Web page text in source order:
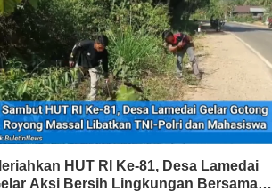
HUT RI Ke-81, Desa Lamedai
Aksi Bersih Lingkungan Bersama